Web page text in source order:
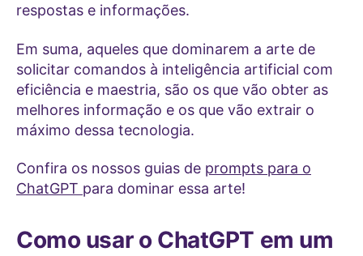
respostas e informações.
Em suma, aqueles que dominarem a arte de
solicitar comandos à inteligência artificial com
eficiência e maestria, são os que vão obter as
melhores informação e os que vão extrair o
máximo dessa tecnologia.
Confira os nossos guias de prompts para o
ChatGPT para dominar essa arte!
Como usar o ChatGPT em um